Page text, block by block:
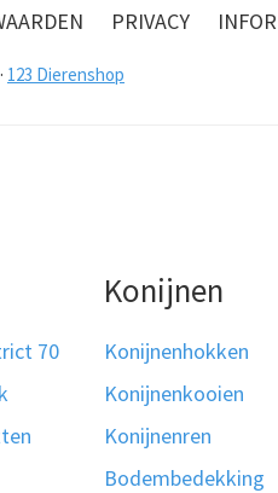
PRIVACY
123 Dierenshop
70
Konijnen
Konijnenhokken
Konijnenkooien
Konijnenren
Bodembedekking